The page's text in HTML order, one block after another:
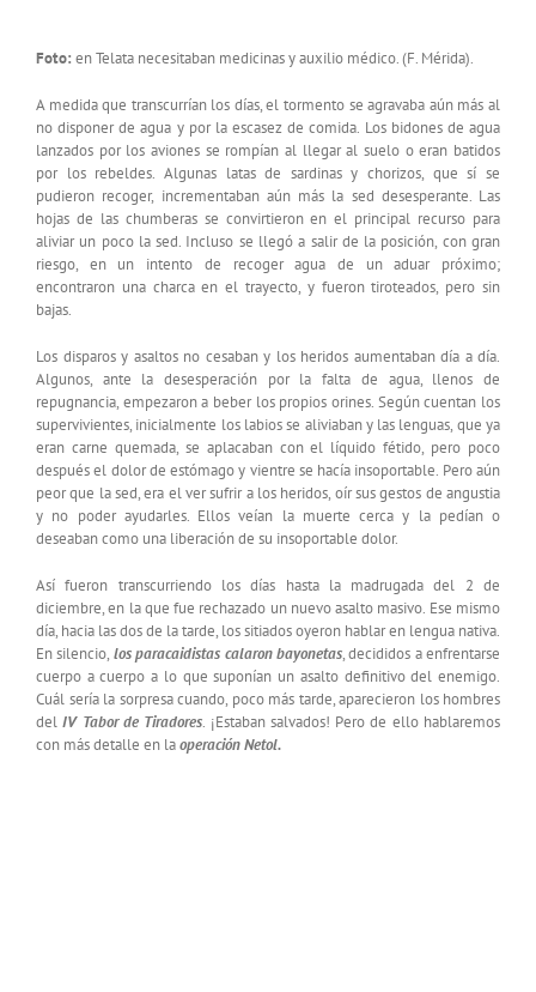
Foto: en Telata necesitaban medicinas y auxilio médico. (F. Mérida).
A medida que transcurrían los días, el tormento se agravaba aún más al
no disponer de agua y por la escasez de comida. Los bidones de agua
lanzados por los aviones se rompían al llegar al suelo o eran batidos
por los rebeldes. Algunas latas de sardinas y chorizos, que sí se
pudieron recoger, incrementaban aún más la sed desesperante. Las
hojas de las chumberas se convirtieron en el principal recurso para
aliviar un poco la sed. Incluso se llegó a salir de la posición, con gran
riesgo, en un intento de recoger agua de un aduar próximo;
encontraron una charca en el trayecto, y fueron tiroteados, pero sin
bajas.
Los disparos y asaltos no cesaban y los heridos aumentaban día a día.
Algunos, ante la desesperación por la falta de agua, llenos de
repugnancia, empezaron a beber los propios orines. Según cuentan los
supervivientes, inicialmente los labios se aliviaban y las lenguas, que ya
eran carne quemada, se aplacaban con el líquido fétido, pero poco
después el dolor de estómago y vientre se hacía insoportable. Pero aún
peor que la sed, era el ver sufrir a los heridos, oír sus gestos de angustia
y no poder ayudarles. Ellos veían la muerte cerca y la pedían o
deseaban como una liberación de su insoportable dolor.
Así fueron transcurriendo los días hasta la madrugada del 2 de
diciembre, en la que fue rechazado un nuevo asalto masivo. Ese mismo
día, hacia las dos de la tarde, los sitiados oyeron hablar en lengua nativa.
En silencio, los paracaidistas calaron bayonetas, decididos a enfrentarse
cuerpo a cuerpo a lo que suponían un asalto definitivo del enemigo.
Cuál sería la sorpresa cuando, poco más tarde, aparecieron los hombres
delIV Tabor de Tiradores. ¡Estaban salvados! Pero de ello hablaremos
con más detalle en laoperación Netol.